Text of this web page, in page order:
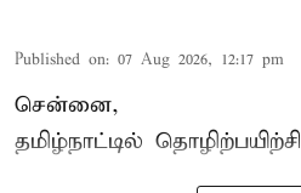
Published on: 07 Aug 2026, 12:17 pm
சென்னை,
தமிழ்நாட்டில் தொழிற்பயிற்சி